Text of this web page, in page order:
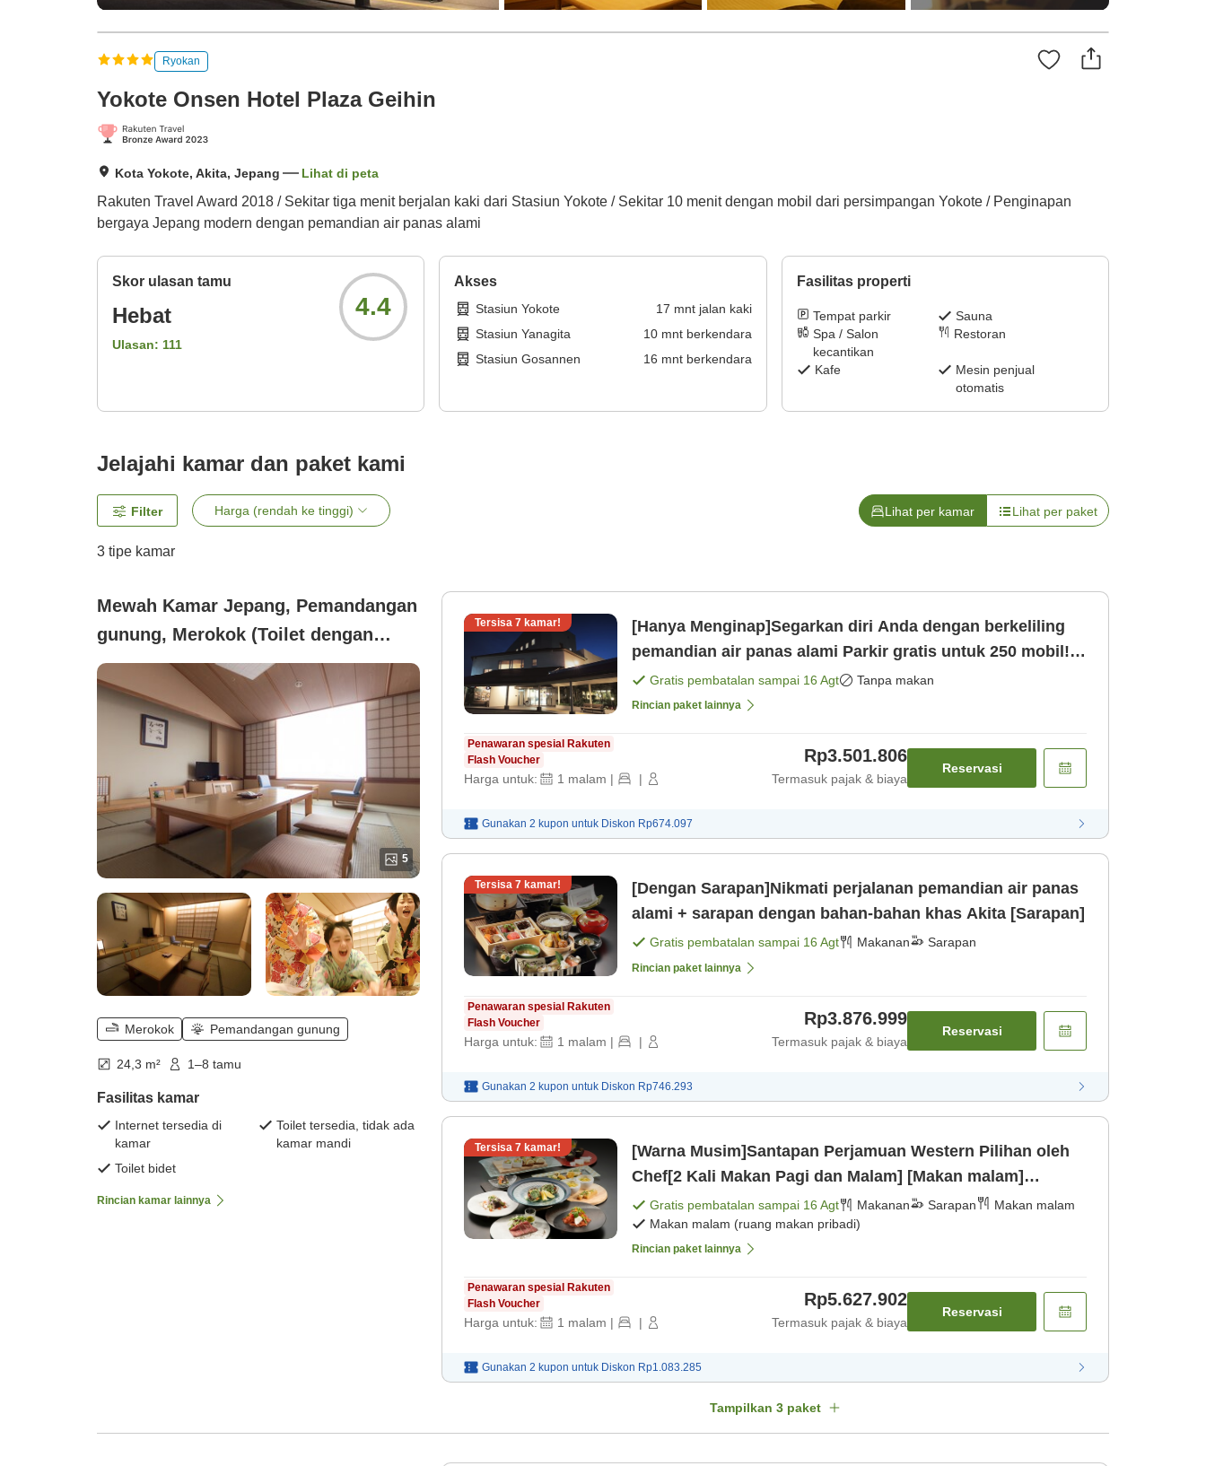
Ryokan
Yokote Onsen Hotel Plaza Geihin
Kota Yokote, Akita, Jepang Lihat di peta
Rakuten Travel Award 2018 / Sekitar tiga menit berjalan kaki dari Stasiun Yokote / Sekitar 10 menit dengan mobil dari persimpangan Yokote / Penginapan
bergaya Jepang modern dengan pemandian air panas alami
Skor ulasan tamu
Hebat
Ulasan: 111
4.4
Akses
Stasiun Yokote 17 mnt jalan kaki
Stasiun Yanagita
10mnt berkendara
Stasiun Gosannen
16 mnt berkendara
Fasilitas properti
Tempat parkir
Sauna
Spa / Salon
kecantikan
Restoran
Kafe
Mesin penjual
otomatis
Jelajahi kamar dan paket kami
Filter Harga (rendah ke tinggi) Lihat per kamar Lihat per paket
3 tipe kamar
Mewah Kamar Jepang, Pemandangan
gunung, Merokok (Toilet dengan
washlet ukuran 15 tatami)
5
Merokok Pemandangan gunung
24,3 m² 1–8 tamu
Fasilitas kamar
Internet tersedia di
kamar
Toilet tersedia, tidak ada
kamar mandi
Toilet bidet
Rincian kamar lainnya
Tersisa 7 kamar!
[Hanya Menginap]Segarkan diri Anda dengan berkeliling
pemandian air panas alami Parkir gratis untuk 250 mobil!
Hanya 2 menit berj [Kamar saja]
Gratis pembatalan sampai 16 Agt Tanpa makan
Rincian paket lainnya
Penawaran spesial Rakuten
Flash Voucher
Harga untuk: 1 malam | |
Rp3.501.806
Termasuk pajak & biaya
Reservasi
Gunakan 2 kupon untuk Diskon Rp674.097
Tersisa 7 kamar!
[Dengan Sarapan]Nikmati perjalanan pemandian air panas
alami + sarapan dengan bahan-bahan khas Akita [Sarapan]
Gratis pembatalan sampai 16 Agt Makanan Sarapan
Rincian paket lainnya
Penawaran spesial Rakuten
Flash Voucher
Harga untuk: 1 malam | |
Rp3.876.999
Termasuk pajak & biaya
Reservasi
Gunakan 2 kupon untuk Diskon Rp746.293
Tersisa 7 kamar!
[Warna Musim]Santapan Perjamuan Western Pilihan oleh
Chef[2 Kali Makan Pagi dan Malam] [Makan malam]
[Sarapan]
Gratis pembatalan sampai 16 Agt Makanan Sarapan
Makan malam
Makan malam (ruang makan pribadi)
Rincian paket lainnya
Penawaran spesial Rakuten
Flash Voucher
Harga untuk: 1 malam | |
Rp5.627.902
Termasuk pajak & biaya
Reservasi
Gunakan 2 kupon untuk Diskon Rp1.083.285
Tampilkan 3 paket